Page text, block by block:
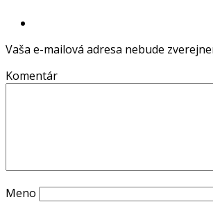
Vaša e-mailová adresa nebude
Komentár
Meno